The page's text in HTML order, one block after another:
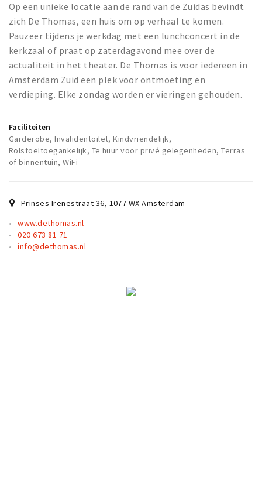
Magazine
Columns
Interviews
Hello Zuidas Articles
About Hello Zuidas
Membership
Contact
Inloggen
Op een unieke locatie aan de rand van de Zuidas bevindt
zich De Thomas, een huis om op verhaal te komen.
Pauzeer tijdens je werkdag met een lunchconcert in de
kerkzaal of praat op zaterdagavond mee over de
actualiteit in het theater. De Thomas is voor iedereen in
Amsterdam Zuid een plek voor ontmoeting en
verdieping. Elke zondag worden er vieringen gehouden.
Faciliteiten
Garderobe, Invalidentoilet, Kindvriendelijk,
Rolstoeltoegankelijk, Te huur voor privé gelegenheden, Terras
of binnentuin, WiFi
Prinses Irenestraat 36, 1077 WXAmsterdam
www.dethomas.nl
020 673 81 71
info@dethomas.nl